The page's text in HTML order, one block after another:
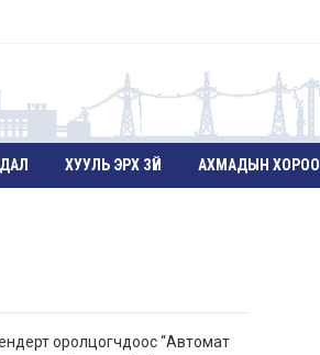
ХУУЛЬ ЭРХ ЗҮЙ АХМАДЫН ХОРОО
оролцогчдоос “Автомат